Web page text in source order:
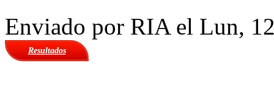
Enviado por RIAel Lun,
Resultados